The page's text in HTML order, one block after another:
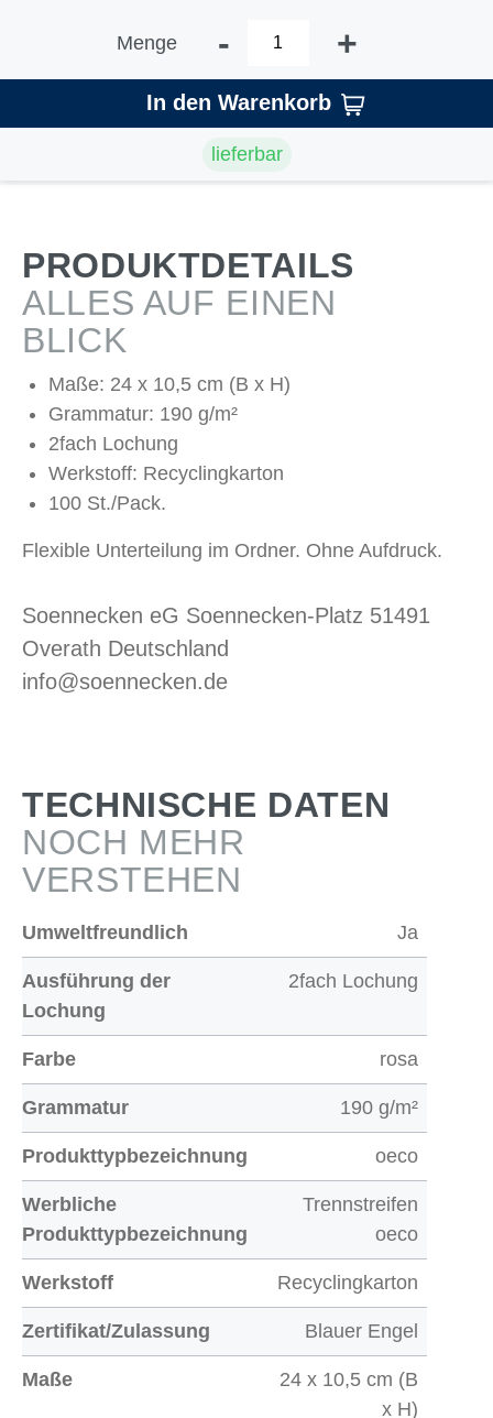
Menge - +
In den Warenkorb
lieferbar
PRODUKTDETAILS
ALLES AUF EINEN
BLICK
Maße: 24 x 10,5 cm (B x H)
Grammatur: 190 g/m²
2fach Lochung
Werkstoff: Recyclingkarton
100 St./Pack.
Flexible Unterteilung im Ordner. Ohne Aufdruck.
Soennecken eG Soennecken-Platz 51491
Overath Deutschland
info@soennecken.de
TECHNISCHE DATEN
NOCH MEHR
VERSTEHEN
Umweltfreundlich Ja
Ausführung der
Lochung
2fach Lochung
Farbe rosa
Grammatur 190 g/m²
Produkttypbezeichnung oeco
Werbliche
Produkttypbezeichnung
Trennstreifen
oeco
Werkstoff Recyclingkarton
Zertifikat/Zulassung Blauer Engel
Maße
24 x 10,5 cm (B
x H)